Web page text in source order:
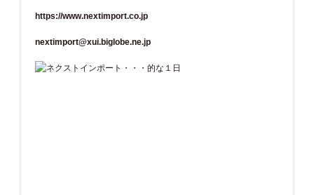
https://www.nextimport.co.jp
nextimport@xui.biglobe.ne.jp